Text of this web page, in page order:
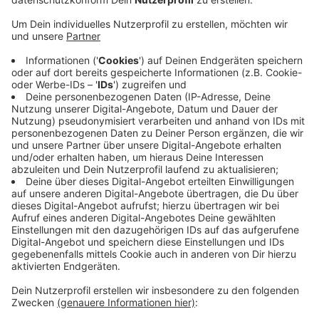
Veröffentlicht:Dienstag, 18.06.2019 06:19
Anzeige
Dabei hatte sich der Rauch auch über das gesamte
Treppenhaus ausgebreitet. Die Feuerwehr konnte das
Essen nach eigenen Angaben schnell ablöschen. Der
Bewohner der betroffenen Wohnung konnte sich
währenddessen auf den Balkon flüchten – er wurde
anschließend von einem Rettungsdienst ins Klinikum
gebracht. Grund dafür war der Verdacht auf eine
Rauchvergiftung.
Anzeige